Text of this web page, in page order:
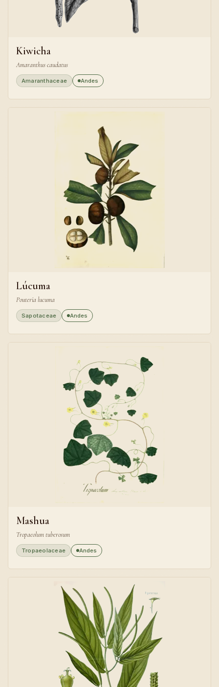
Kiwicha
Amaranthus caudatus
Amaranthaceae Andes
Lúcuma
Pouteria lucuma
Sapotaceae Andes
Mashua
Tropaeolum tuberosum
Tropaeolaceae Andes